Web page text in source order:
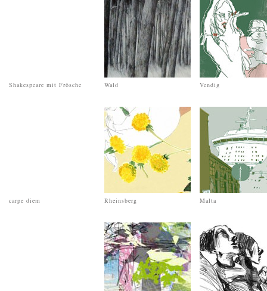
Shakespeare mit Frösche Wald Vendig
carpe diem Rheinsberg Malta